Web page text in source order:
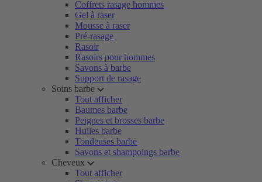
Coffrets rasage hommes
Gel à raser
Mousse à raser
Pré-rasage
Rasoir
Rasoirs pour hommes
Savons à barbe
Support de rasage
Soins barbe
Tout afficher
Baumes barbe
Peignes et brosses barbe
Huiles barbe
Tondeuses barbe
Savons et shampoings barbe
Cheveux
Tout afficher